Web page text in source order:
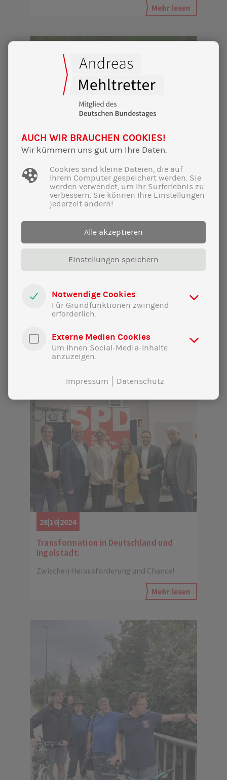
Veranstaltung „Geothermie –
Riesenchance für die Wärmewende“ in
Sie findet statt am Donnerstag, den 6.
Bahnhofstraße 4.
28|10|2024
Transformation in Deutschland und
Ingolstadt:
Zwischen Herausforderung und Chance!
AUCH WIR BRAUCHEN COOKIES!
Wir kümmern uns gut um Ihre Daten.
Cookies sind kleine Dateien, die auf
Ihrem Computer gespeichert werden. Sie
werden verwendet, um Ihr Surferlebnis zu
verbessern. Sie können Ihre Einstellungen
jederzeit ändern!
Alle akzeptieren
Einstellungen speichern
Notwendige Cookies
Für Grundfunktionen zwingend
erforderlich.
Externe Medien Cookies
Um Ihnen Social-Media-Inhalte
anzuzeigen.
Impressum Datenschutz